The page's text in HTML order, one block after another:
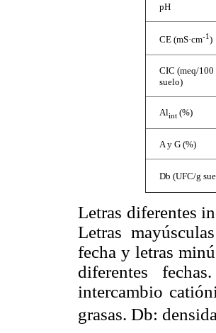
pH
CE (mS·cm-1)
CIC (meq/100
suelo)
Alint (%)
A y G (%)
Db (UFC/g
Letras diferentes
Letras
fecha y letras
diferentes
intercambio
grasas. Db: